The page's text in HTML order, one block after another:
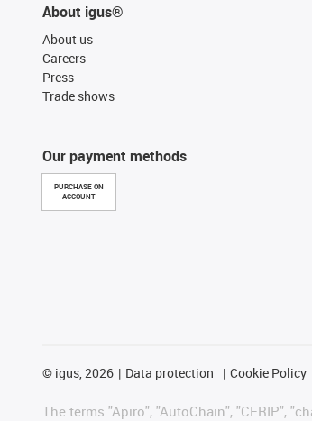
About igus®
About us
Careers
Press
Trade shows
Our payment methods
PURCHASE ON
ACCOUNT
© igus, 2026 Data protection Cookie Policy
The terms "Apiro", "AutoChain", "CFRIP",